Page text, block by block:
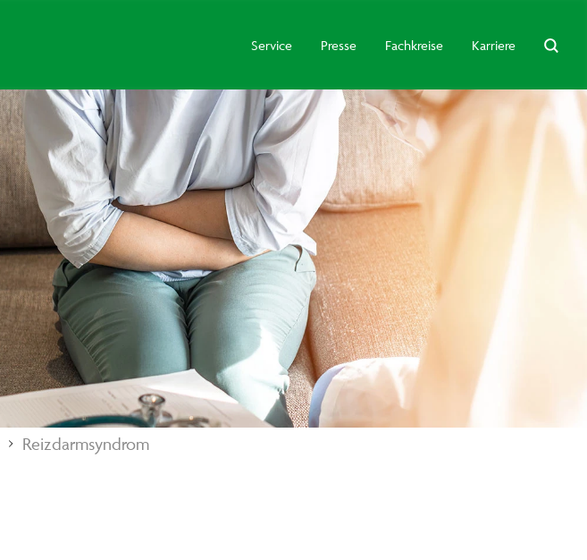
Service Presse Fachkreise Karriere
Reizdarmsyndrom